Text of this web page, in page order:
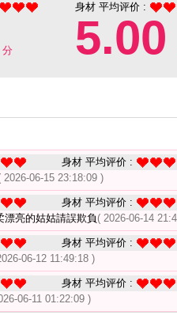
分
身材 平均评价 :
5.00
身材 平均评价 :
2026-06-15 23:18:09 )
身材 平均评价 :
漂亮的姑姑請誤欺負( 2026-06-14
身材 平均评价 :
06-12 11:49:18 )
身材 平均评价 :
06-11 01:22:09 )